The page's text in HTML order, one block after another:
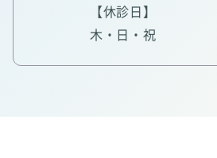
【休診日】
木・日・祝